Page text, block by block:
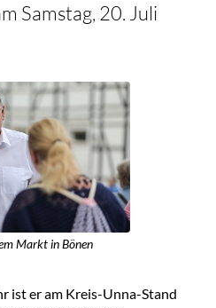
Samstag, 20. Juli
Markt in Bönen
ist er am Kreis-Unna-Stand